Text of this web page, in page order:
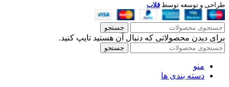
طراحی و توسعه توسط قلاب
جستجو
برای دیدن محصولاتی که دنبال آن هستید تایپ کنید.
جستجو
منو
دسته بندی ها